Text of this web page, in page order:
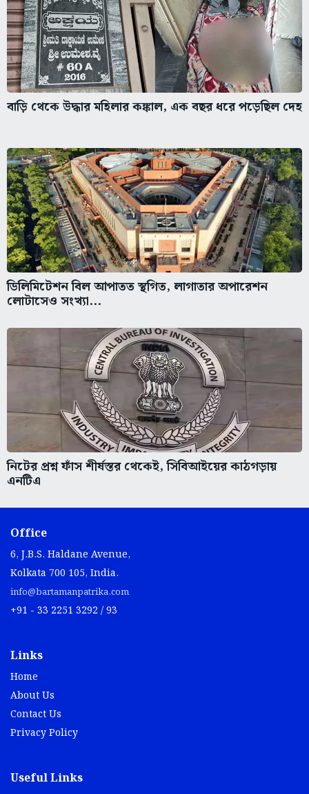
বাড়ি থেকে উদ্ধার মহিলার কঙ্কাল, এক বছর ধরে পড়েছিল দেহ
ডিলিমিটেশন বিল আপাতত স্থগিত, লাগাতার অপারেশন
লোটাসেও সংখ্যা...
নিটের প্রশ্ন ফাঁস শীর্ষস্তর থেকেই, সিবিআইয়ের কাঠগড়ায়
এনটিএ
Office
6, J.B.S. Haldane Avenue,
Kolkata 700 105, India.
info@bartamanpatrika.com
+91 - 33 2251 3292 / 93
Links
Home
About Us
Contact Us
Privacy Policy
Useful Links